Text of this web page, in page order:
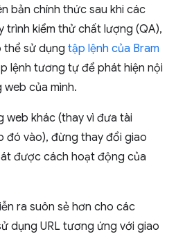
bản chính thức sau khi các
trình kiểm thử chất lượng (QA),
thể sử dụng tập lệnh của Bram
lệnh tương tự để phát hiện nội
của mình.
web khác (thay vì đưa tài
đó vào), đừng thay đổi giao
được cách hoạt động của
ra suôn sẻ hơn cho các
dụng URL tương ứng với giao